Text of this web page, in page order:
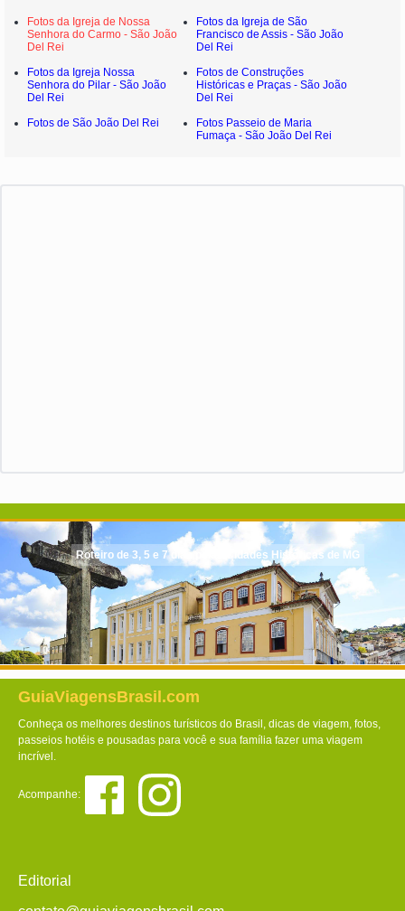
Fotos da Igreja de Nossa
Senhora do Carmo - São João
Del Rei
Fotos da Igreja de São
Francisco de Assis - São João
Del Rei
Fotos da Igreja Nossa
Senhora do Pilar - São João
Del Rei
Fotos de Construções
Históricas e Praças - São João
Del Rei
Fotos de São João Del Rei
Fotos Passeio de Maria
Fumaça - São João Del Rei
Roteiro de 3, 5 e 7 dias pelas Cidades Históricas de MG
GuiaViagensBrasil.com
Conheça os melhores destinos turísticos do Brasil, dicas de viagem, fotos,
passeios hotéis e pousadas para você e sua família fazer uma viagem
incrível.
Acompanhe:
Editorial